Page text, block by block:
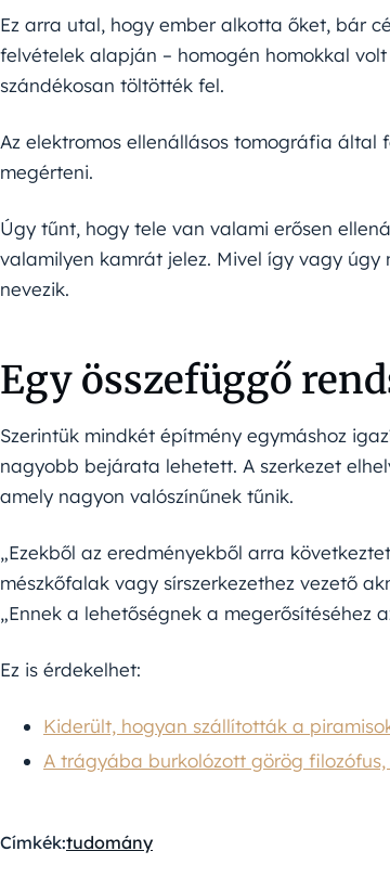
Ez arra utal, hogy ember alkotta őket, bár
felvételek alapján – homogén homokkal
szándékosan töltötték fel.
Az elektromos ellenállásos tomográfia
megérteni.
Úgy tűnt, hogy tele van valami erősen
valamilyen kamrát jelez. Mivel így vagy
nevezik.
Egy összefüggő
Szerintük mindkét építmény egymáshoz
nagyobb bejárata lehetett. A szerkezet
amely nagyon valószínűnek tűnik.
„Ezekből az eredményekből arra
mészkőfalak vagy sírszerkezethez vezető
„Ennek a lehetőségnek a megerősítéséhez
Ez is érdekelhet:
Kiderült, hogyan szállították a
A trágyába burkolózott görög
Címkék:tudomány